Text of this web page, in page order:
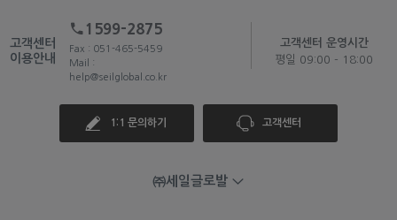
고객센터
이용안내
1599-2875
Fax : 051-465-5459
Mail :
help@seilglobal.co.kr
고객센터 운영시간
평일 09:00 - 18:00
1:1 문의하기 고객센터
㈜세일글로발